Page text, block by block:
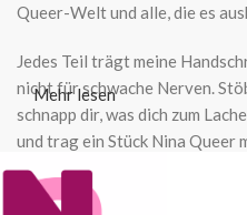
Queer-Welt und alle, die es
Jedes Teil trägt meine
nicht für schwache Nerven.
schnapp dir, was dich zum
und trag ein Stück Nina Queer
Mehr lesen